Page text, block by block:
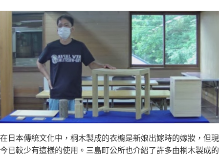
在日本傳統文化中，桐木製成的衣櫥是新娘出嫁時的嫁妝，但現
今已較少有這樣的使用。三島町公所也介紹了許多由桐木製成的